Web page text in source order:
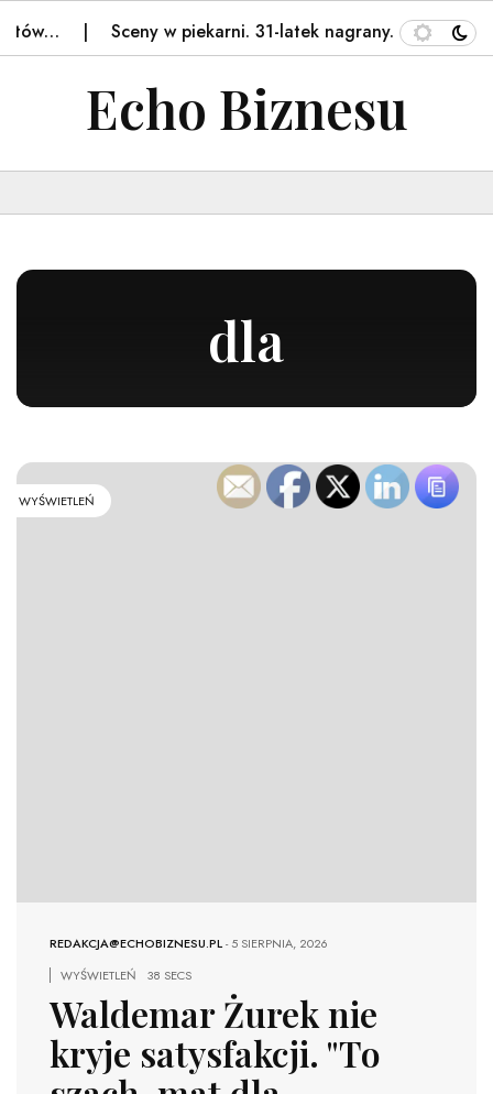
Sceny w piekarni. 31-latek nagrany. Ręce opadają –…
Echo Biznesu
dla
WYŚWIETLEŃ
REDAKCJA@ECHOBIZNESU.PL-5 SIERPNIA, 2026
WYŚWIETLEŃ
38 SECS
Waldemar Żurek nie
kryje satysfakcji. "To